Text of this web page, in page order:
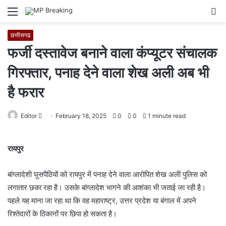
Menu
छत्तीसगढ
फर्जी दस्तावेज बनाने वाला कंप्यूटर संचालक
गिरफ्तार, पनाह देने वाला शेख अली अब भी
है फरार
Editor
n
e
m
a
February 18, 2025 0 0 1 minute read
रायपुर
बांग्लादेशी घुसपैठियों को रायपुर में पनाह देने वाला आरोपित शेख अली पुलिस को
लगातार छका रहा है। उसके बांग्लादेश भागने की आशंका भी जताई जा रही है।
पहले यह माना जा रहा था कि वह महाराष्ट्र, उत्तर प्रदेश या बंगाल में अपने
रिश्तेदारों के ठिकानों पर छिपा हो सकता है।